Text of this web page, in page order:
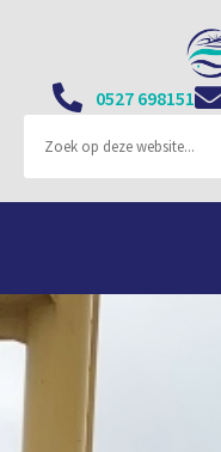
0527 698151